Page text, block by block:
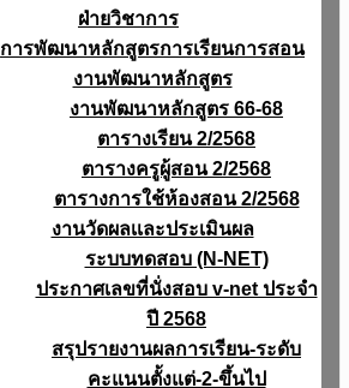
ฝ่ายวิชาการ
การพัฒนาหลักสูตรการเรียนการสอน
งานพัฒนาหลักสูตร
งานพัฒนาหลักสูตร 66-68
ตารางเรียน 2/2568
ตารางครูผู้สอน 2/2568
ตารางการใช้ห้องสอน 2/2568
งานวัดผลเเละประเมินผล
ระบบทดสอบ (N-NET)
ประกาศเลขที่นั่งสอบ v-net ประจำ
ปี 2568
สรุปรายงานผลการเรียน-ระดับ
คะแนนตั้งแต่-2-ขึ้นไป